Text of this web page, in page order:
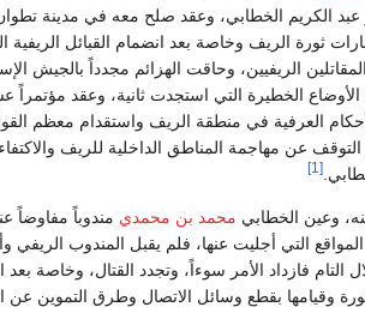
عبد الكريم الخطابي، وعقد صلح معه في مدينة
ثورة الريف وخاصة بعد انضمام القبائل الريفية
نهر تطوان ووادي اللو عام 1924 إلى المقاتلين الريفيين، وحاقت الهزائم مجدداً بالجيش
الخطيرة التي استجدت ثانية، وعقد مؤتمراً
العرفية في منطقة الريف واستقدام معظم
عن مهاجمة المناطق الداخلية للريف
[1]
وعين الخطابي محمد بن محمدي مندوباً مفاوضاً
التي أجليت عنها، فلم يقبل المندوب الريفي
فازداد الأمر سوءاً، وتجدد القتال، وخاصة بعد
وقيامها بقطع وسائل الاتصال وطرق التموين عن